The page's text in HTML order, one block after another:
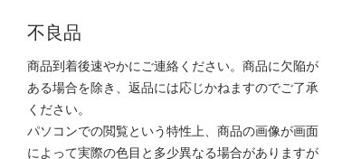
不良品
商品到着後速やかにご連絡ください。商品に欠陥が
ある場合を除き、返品には応じかねますのでご了承
ください。
パソコンでの閲覧という特性上、商品の画像が画面
によって実際の色目と多少異なる場合がありますが